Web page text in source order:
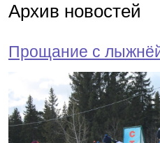
Архив новостей
Прощание с